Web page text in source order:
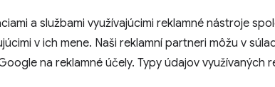
a službami využívajúcimi reklamné nástroje
v ich mene. Naši reklamní partneri môžu v
na reklamné účely. Typy údajov využívaných